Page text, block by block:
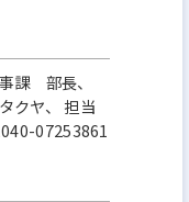
課 部長、
クヤ、 担当
07253861